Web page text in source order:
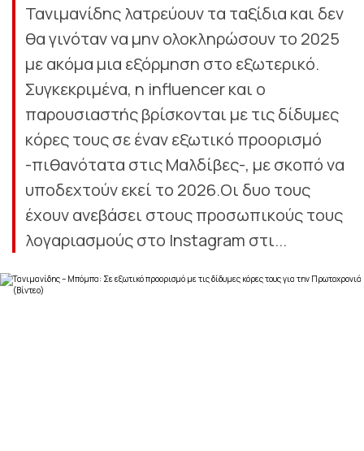
Τανιμανίδης λατρεύουν τα ταξίδια και δεν
θα γινόταν να μην ολοκληρώσουν το 2025
με ακόμα μια εξόρμηση στο εξωτερικό.
Συγκεκριμένα, η influencer και ο
παρουσιαστής βρίσκονται με τις δίδυμες
κόρες τους σε έναν εξωτικό προορισμό
-πιθανότατα στις Μαλδίβες-, με σκοπό να
υποδεχτούν εκεί το 2026.Οι δυο τους
έχουν ανεβάσει στους προσωπικούς τους
λογαριασμούς στο Instagram στι...